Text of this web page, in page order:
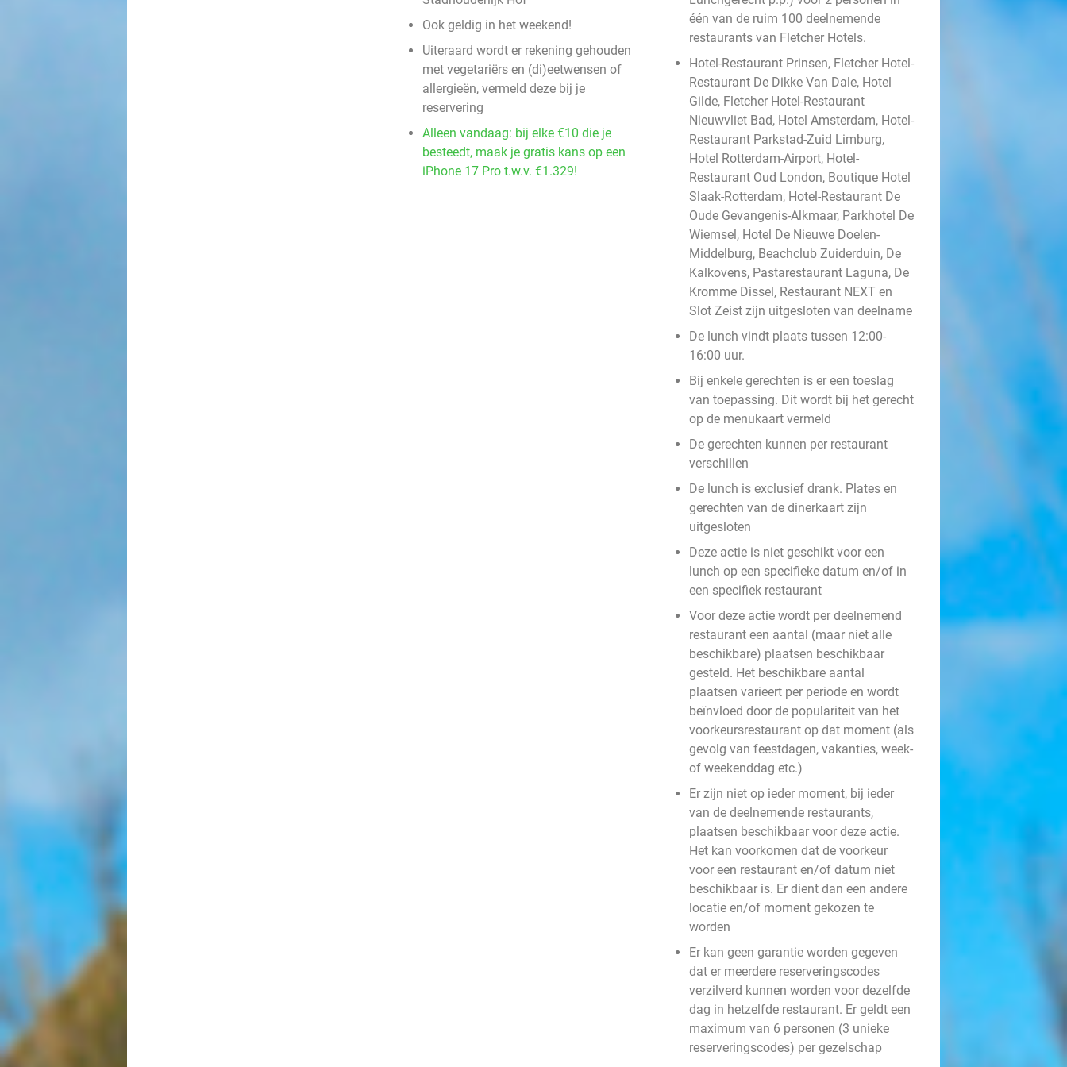
Ook geldig in het weekend!
Uiteraard wordt er rekening gehouden
met vegetariërs en (di)eetwensen of
allergieën, vermeld deze bij je
reservering
Alleen vandaag: bij elke €10 die je
besteedt, maak je gratis kans op een
iPhone 17 Pro t.w.v. €1.329!
één van de ruim 100 deelnemende
restaurants van Fletcher Hotels.
Hotel-Restaurant Prinsen, Fletcher Hotel-
Restaurant De Dikke Van Dale, Hotel
Gilde, Fletcher Hotel-Restaurant
Nieuwvliet Bad, Hotel Amsterdam, Hotel-
Restaurant Parkstad-Zuid Limburg,
Hotel Rotterdam-Airport, Hotel-
Restaurant Oud London, Boutique Hotel
Slaak-Rotterdam, Hotel-Restaurant De
Oude Gevangenis-Alkmaar, Parkhotel De
Wiemsel, Hotel De Nieuwe Doelen-
Middelburg, Beachclub Zuiderduin, De
Kalkovens, Pastarestaurant Laguna, De
Kromme Dissel, Restaurant NEXT en
Slot Zeist zijn uitgesloten van deelname
De lunch vindt plaats tussen 12:00-
16:00 uur.
Bij enkele gerechten is er een toeslag
van toepassing. Dit wordt bij het gerecht
op de menukaart vermeld
De gerechten kunnen per restaurant
verschillen
De lunch is exclusief drank. Plates en
gerechten van de dinerkaart zijn
uitgesloten
Deze actie is niet geschikt voor een
lunch op een specifieke datum en/of in
een specifiek restaurant
Voor deze actie wordt per deelnemend
restaurant een aantal (maar niet alle
beschikbare) plaatsen beschikbaar
gesteld. Het beschikbare aantal
plaatsen varieert per periode en wordt
beïnvloed door de populariteit van het
voorkeursrestaurant op dat moment (als
gevolg van feestdagen, vakanties, week-
of weekenddag etc.)
Er zijn niet op ieder moment, bij ieder
van de deelnemende restaurants,
plaatsen beschikbaar voor deze actie.
Het kan voorkomen dat de voorkeur
voor een restaurant en/of datum niet
beschikbaar is. Er dient dan een andere
locatie en/of moment gekozen te
worden
Er kan geen garantie worden gegeven
dat er meerdere reserveringscodes
verzilverd kunnen worden voor dezelfde
dag in hetzelfde restaurant. Er geldt een
maximum van 6 personen (3 unieke
reserveringscodes) per gezelschap